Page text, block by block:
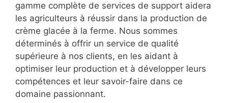
gamme complète de services de support aidera
les agriculteurs à réussir dans la production de
crème glacée à la ferme. Nous sommes
déterminés à offrir un service de qualité
supérieure à nos clients, en les aidant à
optimiser leur production et à développer leurs
compétences et leur savoir-faire dans ce
domaine passionnant.